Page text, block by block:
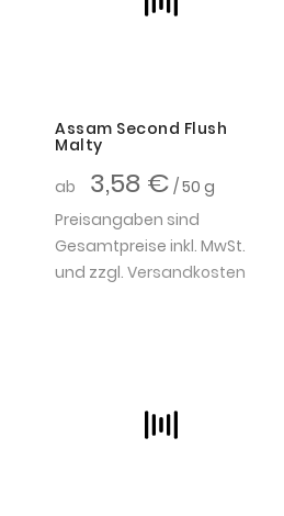
Assam Second Flush
Malty
ab
3,58 € / 50 g
Preisangaben sind
Gesamtpreise inkl. MwSt.
und zzgl. Versandkosten